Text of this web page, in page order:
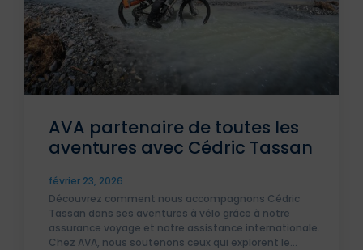
AVA partenaire de toutes les
aventures avec Cédric Tassan
février 23, 2026
Découvrez comment nous accompagnons Cédric
Tassan dans ses aventures à vélo grâce à notre
assurance voyage et notre assistance internationale.
Chez AVA, nous soutenons ceux qui explorent le